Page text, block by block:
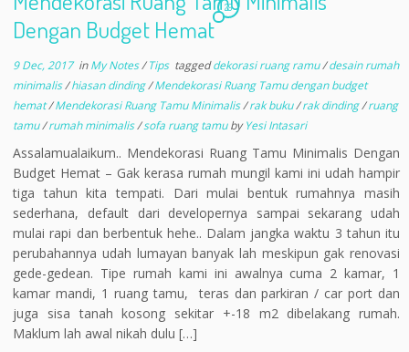
Dengan Budget Hemat
29
9 Dec, 2017inMy Notes/Tips taggeddekorasi ruang ramu/desain rumah
minimalis/hiasan dinding/Mendekorasi Ruang Tamu dengan budget
hemat/Mendekorasi Ruang Tamu Minimalis/rak buku/rak dinding/ruang
tamu/rumah minimalis/sofa ruang tamubyYesi Intasari
Assalamualaikum.. Mendekorasi Ruang Tamu Minimalis Dengan
Budget Hemat – Gak kerasa rumah mungil kami ini udah hampir
tiga tahun kita tempati. Dari mulai bentuk rumahnya masih
sederhana, default dari developernya sampai sekarang udah
mulai rapi dan berbentuk hehe.. Dalam jangka waktu 3 tahun itu
perubahannya udah lumayan banyak lah meskipun gak renovasi
gede-gedean. Tipe rumah kami ini awalnya cuma 2 kamar, 1
kamar mandi, 1 ruang tamu, teras dan parkiran / car port dan
juga sisa tanah kosong sekitar +-18 m2 dibelakang rumah.
Maklum lah awal nikah dulu […]